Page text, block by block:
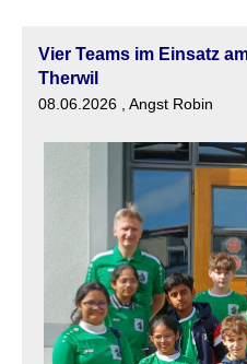
Vier Teams im Einsatz
Therwil
08.06.2026 , Angst Robin